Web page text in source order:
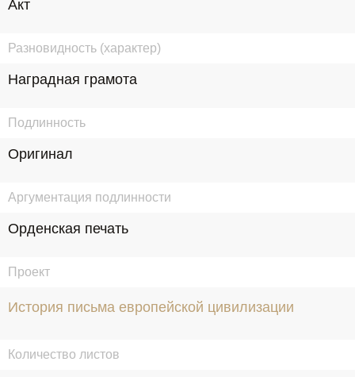
Акт
Разновидность (характер)
Наградная грамота
Подлинность
Оригинал
Аргументация подлинности
Орденская печать
Проект
История письма европейской цивилизации
Количество листов